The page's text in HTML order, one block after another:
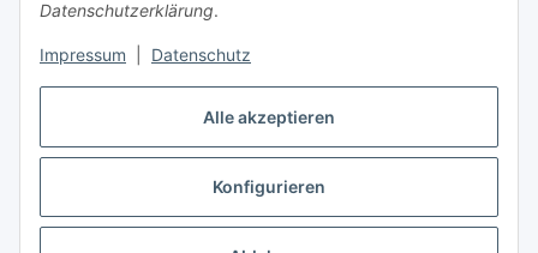
Alle akzeptieren
Konfigurieren
Datenschutzerklärung.
Impressum Datenschutz
+43747782730
shop@krippen-shop.at
www.krippen-shop.at
Vertrag widerrufen
* Alle Preise inkl. gesetzlicher USt., zzgl.